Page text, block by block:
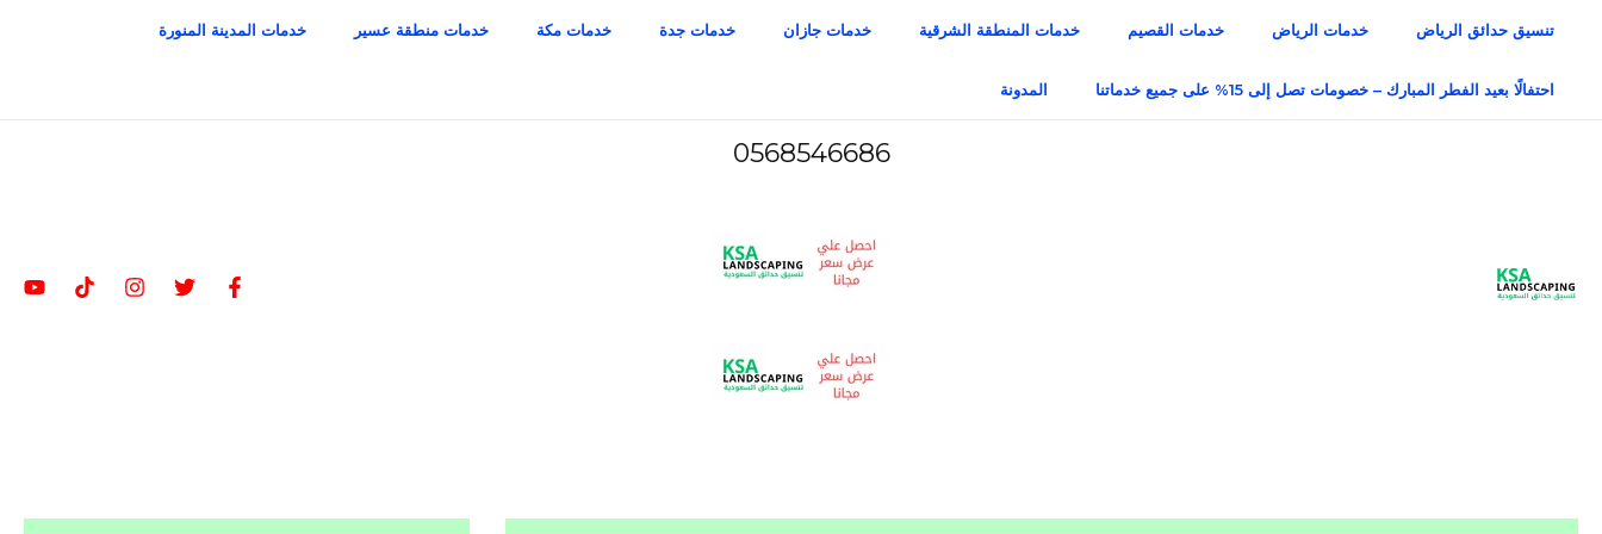
المحتوى
تنسيق حدائق الرياض خدمات الرياض خدمات القصيم خدمات المنطقة الشرقية خدمات جازان خدمات جدة خدمات مكة خدمات منطقة عسير خدمات المدينة المنورة
احتفالًا بعيد الفطر المبارك – خصومات تصل إلى 15% على جميع خدماتنا المدونة
0568546686